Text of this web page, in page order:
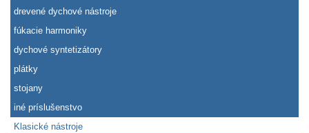
drevené dychové nástroje
fúkacie harmoniky
dychové syntetizátory
plátky
stojany
iné príslušenstvo
Klasické nástroje